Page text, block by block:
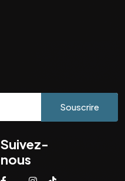
Souscrire
Suivez-
nous